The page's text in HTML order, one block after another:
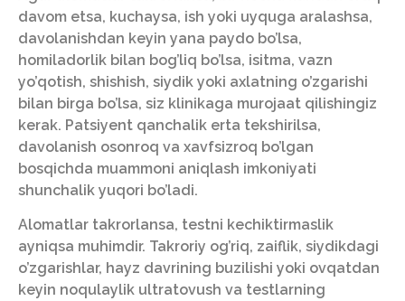
davom etsa, kuchaysa, ish yoki uyquga aralashsa,
davolanishdan keyin yana paydo bo’lsa,
homiladorlik bilan bog’liq bo’lsa, isitma, vazn
yo’qotish, shishish, siydik yoki axlatning o’zgarishi
bilan birga bo’lsa, siz klinikaga murojaat qilishingiz
kerak. Patsiyent qanchalik erta tekshirilsa,
davolanish osonroq va xavfsizroq bo’lgan
bosqichda muammoni aniqlash imkoniyati
shunchalik yuqori bo’ladi.
Alomatlar takrorlansa, testni kechiktirmaslik
ayniqsa muhimdir. Takroriy og’riq, zaiflik, siydikdagi
o’zgarishlar, hayz davrining buzilishi yoki ovqatdan
keyin noqulaylik ultratovush va testlarning